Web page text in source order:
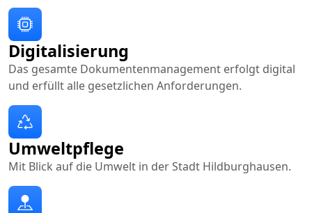
Digitalisierung
Das gesamte Dokumentenmanagement erfolgt digital
und erfüllt alle gesetzlichen Anforderungen.
Umweltpflege
Mit Blick auf die Umwelt in der Stadt Hildburghausen.